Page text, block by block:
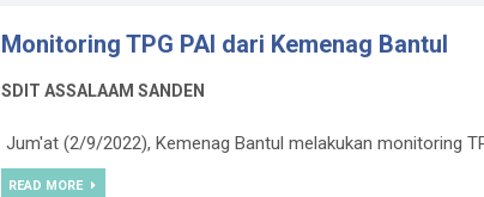
Monitoring TPG PAI dari Kemenag Bantul
SDIT ASSALAAM SANDEN
Jum'at (2/9/2022), Kemenag Bantul melakukan monitoring
READ MORE